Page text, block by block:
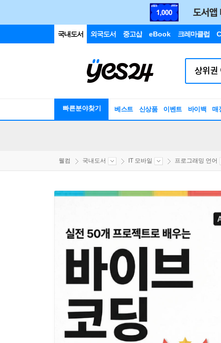
국내도서 외국도서 중고샵 eBook 크레마클럽
빠른분야찾기 베스트 신상품 이벤트 바이백 매
웰컴 국내도서 IT 모바일 프로그래밍 언어